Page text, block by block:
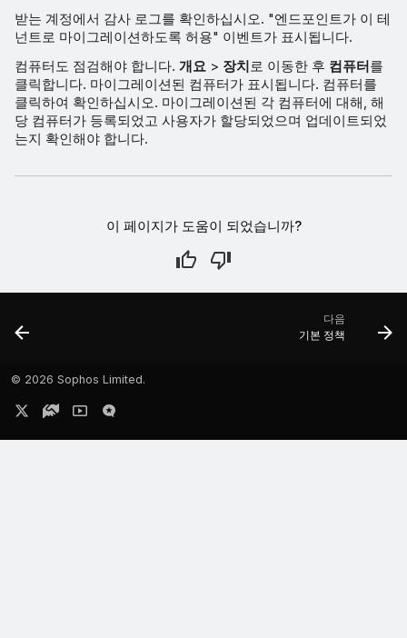
받는 계정에서 감사 로그를 확인하십시오. "엔드포인트가 이 테
넌트로 마이그레이션하도록 허용" 이벤트가 표시됩니다.
컴퓨터도 점검해야 합니다. 개요 > 장치로 이동한 후 컴퓨터를
클릭합니다. 마이그레이션된 컴퓨터가 표시됩니다. 컴퓨터를
클릭하여 확인하십시오. 마이그레이션된 각 컴퓨터에 대해, 해
당 컴퓨터가 등록되었고 사용자가 할당되었으며 업데이트되었
는지 확인해야 합니다.
이 페이지가 도움이 되었습니까?
다음
기본 정책
© 2026 Sophos Limited.